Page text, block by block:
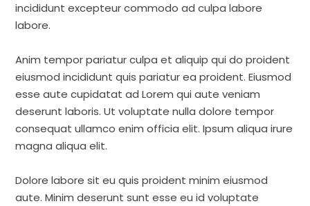
incididunt excepteur commodo ad culpa labore
labore.
Anim tempor pariatur culpa et aliquip qui do proident
eiusmod incididunt quis pariatur ea proident. Eiusmod
esse aute cupidatat ad Lorem qui aute veniam
deserunt laboris. Ut voluptate nulla dolore tempor
consequat ullamco enim officia elit. Ipsum aliqua irure
magna aliqua elit.
Dolore labore sit eu quis proident minim eiusmod
aute. Minim deserunt sunt esse eu id voluptate